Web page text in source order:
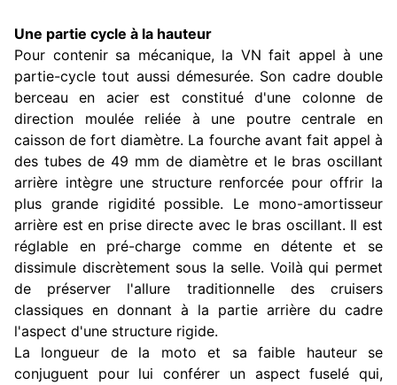
Une partie cycle à la hauteur
Pour contenir sa mécanique, la VN fait appel à une
partie-cycle tout aussi démesurée. Son cadre double
berceau en acier est constitué d'une colonne de
direction moulée reliée à une poutre centrale en
caisson de fort diamètre. La fourche avant fait appel à
des tubes de 49 mm de diamètre et le bras oscillant
arrière intègre une structure renforcée pour offrir la
plus grande rigidité possible. Le mono-amortisseur
arrière est en prise directe avec le bras oscillant. Il est
réglable en pré-charge comme en détente et se
dissimule discrètement sous la selle. Voilà qui permet
de préserver l'allure traditionnelle des cruisers
classiques en donnant à la partie arrière du cadre
l'aspect d'une structure rigide.
La longueur de la moto et sa faible hauteur se
conjuguent pour lui conférer un aspect fuselé qui,